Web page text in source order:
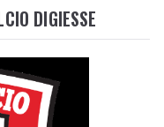
DIGIESSE